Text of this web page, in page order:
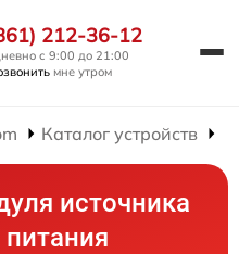
212-36-12
с 9:00 до 21:00
мне утром
Каталог устройств
источника